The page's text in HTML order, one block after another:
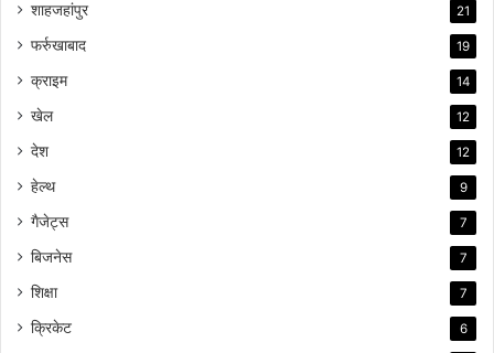
शाहजहांपुर 21
फर्रुखाबाद 19
क्राइम 14
खेल 12
देश 12
हेल्थ 9
गैजेट्स 7
बिजनेस 7
शिक्षा 7
क्रिकेट 6